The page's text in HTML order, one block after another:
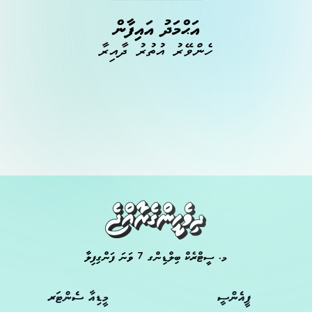
އަޙްމަދު އައިފާން
ހެންވޭރު އުތުރު ދާއިރާ
މ. ސީޓްރެކް ބިލްޑިންގ 7 ވަނަ ފަންގިފިލާ
ޕީއެންސީ މީޑިއާ ސެންޓަރ